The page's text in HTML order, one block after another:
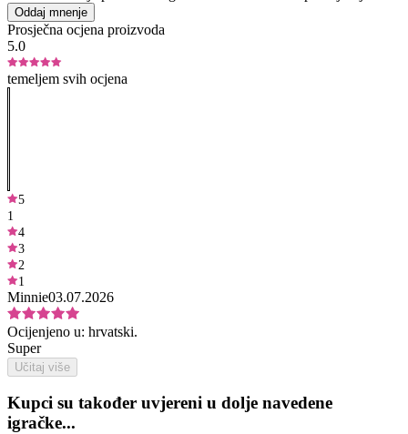
Oddaj mnenje
Prosječna ocjena proizvoda
5.0
temeljem svih ocjena
5
1
4
3
2
1
Minnie03.07.2026
Ocijenjeno u: hrvatski.
Super
Učitaj više
Kupci su također uvjereni u dolje navedene
igračke...